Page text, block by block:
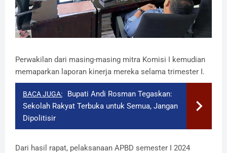
Perwakilan dari masing-masing mitra Komisi I kemudian
memaparkan laporan kinerja mereka selama trimester I.
BACA JUGA:
Bupati Andi Rosman Tegaskan:
Sekolah Rakyat Terbuka untuk Semua, Jangan
Dipolitisir
Dari hasil rapat, pelaksanaan APBD semester I 2024